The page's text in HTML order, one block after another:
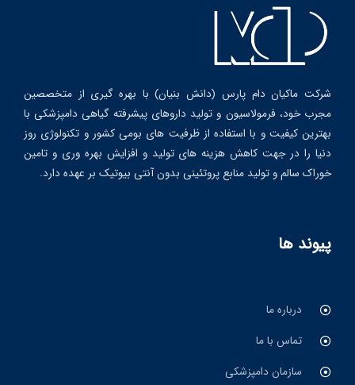
شرکت ماکیان دام پارس (دانش بنیان) با بهره گیری از متخصصین
مجرب خود، فرمولاسیون و تولید داروهای پیشرفته گیاهی دامپزشکی با
بهترین کیفیت و با استفاده از ظرفیت های بومی کشور و تکنولوژی روز
دنیا را در جهت کاهش هزینه های تولید و افزایش بهره وری و تامین
خوراک سالم و تولید منابع پروتئینی بدون آنتی بیوتیک بر عهده دارد.
پیوند ها
درباره ما
تماس با ما
سازمان دامپزشکی